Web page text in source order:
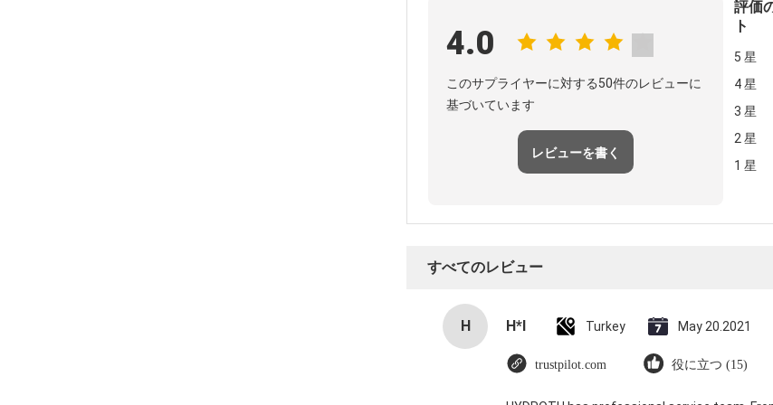
4.0
このサプライヤーに対する50件のレビューに
基づいています
レビューを書く
評価
ト
5 星
4 星
3 星
2 星
1 星
すべてのレビュー
H H*I Turkey May 20.2021
trustpilot.com 役に立つ (15)